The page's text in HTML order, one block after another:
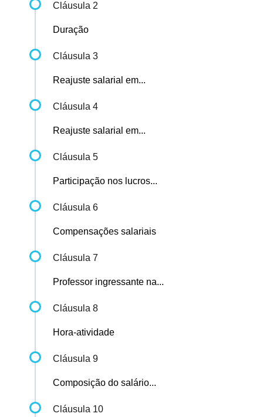
Cláusula 2
Duração
Cláusula 3
Reajuste salarial em...
Cláusula 4
Reajuste salarial em...
Cláusula 5
Participação nos lucros...
Cláusula 6
Compensações salariais
Cláusula 7
Professor ingressante na...
Cláusula 8
Hora-atividade
Cláusula 9
Composição do salário...
Cláusula 10